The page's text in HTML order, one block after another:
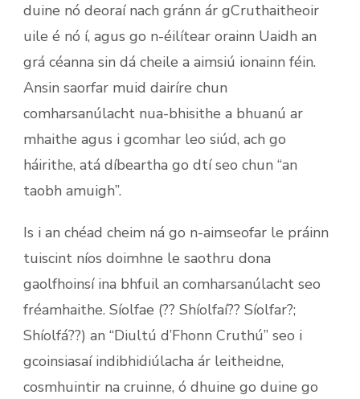
duine nó deoraí nach gránn ár gCruthaitheoir
uile é nó í, agus go n-éilítear orainn Uaidh an
grá céanna sin dá cheile a aimsiú ionainn féin.
Ansin saorfar muid dairíre chun
comharsanúlacht nua-bhisithe a bhuanú ar
mhaithe agus i gcomhar leo siúd, ach go
háirithe, atá díbeartha go dtí seo chun “an
taobh amuigh”.
Is i an chéad cheim ná go n-aimseofar le práinn
tuiscint níos doimhne le saothru dona
gaolfhoinsí ina bhfuil an comharsanúlacht seo
fréamhaithe. Síolfae (?? Shíolfaí?? Síolfar?;
Shíolfá??) an “Diultú d’Fhonn Cruthú” seo i
gcoinsiasaí indibhidiúlacha ár leitheidne,
cosmhuintir na cruinne, ó dhuine go duine go